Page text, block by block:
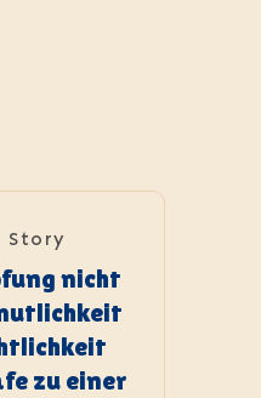
Story
nicht
zu einer